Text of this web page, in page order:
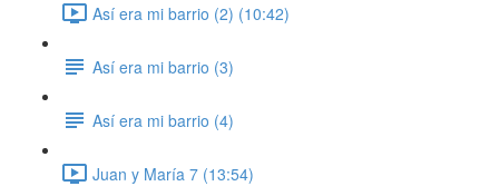
Así era mi barrio (2) (10:42)
Así era mi barrio (3)
Así era mi barrio (4)
Juan y María 7 (13:54)